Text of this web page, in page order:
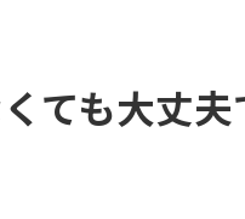
ても大丈夫